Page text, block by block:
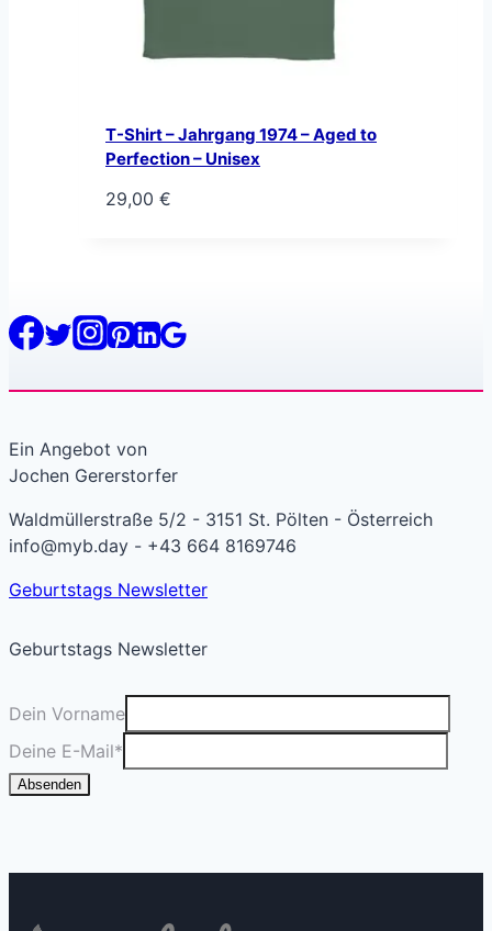
T-Shirt – Jahrgang 1974 – Aged to
Perfection – Unisex
29,00 €
Ein Angebot von
Jochen Gererstorfer
Waldmüllerstraße 5/2 - 3151 St. Pölten - Österreich
info@myb.day - +43 664 8169746
Geburtstags Newsletter
Geburtstags Newsletter
Dein Vorname
Deine E-Mail*
Absenden